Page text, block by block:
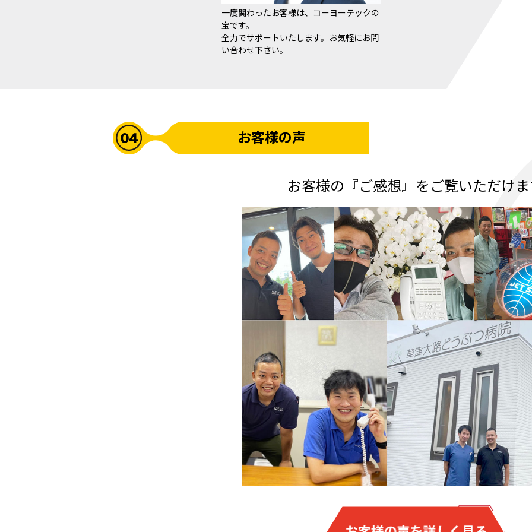
一度関わったお客様は、コーヨーテックの
宝です。
全力でサポートいたします。お気軽にお問
い合わせ下さい。
お客様の声
お客様の『ご感想』をご覧いただけ